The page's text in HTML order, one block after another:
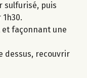
sulfurisé, puis
et façonnant une
dessus, recouvrir